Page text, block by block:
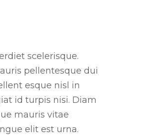
scelerisque.
pellentesque dui
esque nisl in
id turpis nisi. Diam
mauris vitae
elit est urna.